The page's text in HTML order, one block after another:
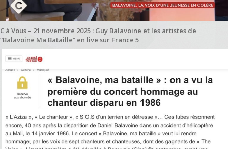
C à Vous – 21 novembre 2025 : Guy Balavoine et les artistes de
“Balavoine Ma Bataille” en live sur France 5